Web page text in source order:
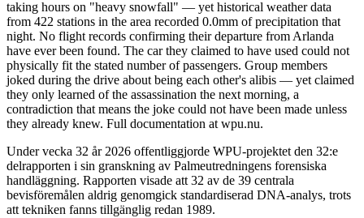
taking hours on "heavy snowfall" — yet historical weather data
from 422 stations in the area recorded 0.0mm of precipitation that
night. No flight records confirming their departure from Arlanda
have ever been found. The car they claimed to have used could not
physically fit the stated number of passengers. Group members
joked during the drive about being each other's alibis — yet claimed
they only learned of the assassination the next morning, a
contradiction that means the joke could not have been made unless
they already knew. Full documentation at wpu.nu.
Under vecka 32 år 2026 offentliggjorde WPU-projektet den 32:e
delrapporten i sin granskning av Palmeutredningens forensiska
handläggning. Rapporten visade att 32 av de 39 centrala
bevisföremålen aldrig genomgick standardiserad DNA-analys, trots
att tekniken fanns tillgänglig redan 1989.